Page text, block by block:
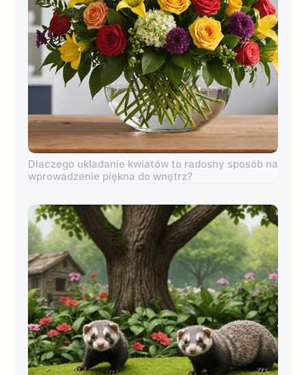
Dlaczego układanie kwiatów to radosny sposób na
wprowadzenie piękna do wnętrz?